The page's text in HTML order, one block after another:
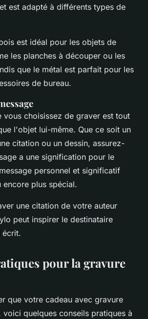
est adapté à différents types de
est idéal pour les objets de
les planches à découper ou les
que le métal est parfait pour les
de bureau.
vous choisissez de graver est tout
l'objet lui-même. Que ce soit un
citation ou un dessin, assurez-
a une signification pour le
personnel et significatif
encore plus spécial.
une citation de votre auteur
peut inspirer le destinataire
écrit.
pour la gravure
que votre cadeau avec gravure
quelques conseils pratiques à